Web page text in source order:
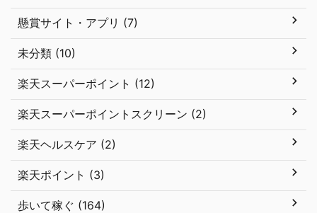
懸賞サイト・アプリ (7)
未分類 (10)
楽天スーパーポイント (12)
楽天スーパーポイントスクリーン (2)
楽天ヘルスケア (2)
楽天ポイント (3)
歩いて稼ぐ (164)